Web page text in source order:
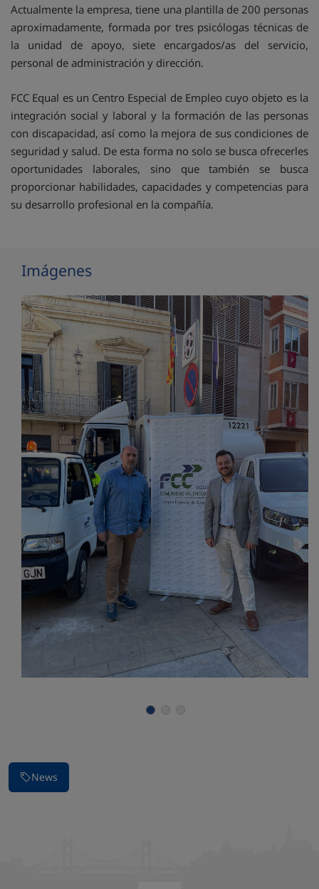
Actualmente la empresa, tiene una plantilla de 200 personas
aproximadamente, formada por tres psicólogas técnicas de
la unidad de apoyo, siete encargados/as del servicio,
personal de administración y dirección.
FCC Equal es un Centro Especial de Empleo cuyo objeto es la
integración social y laboral y la formación de las personas
con discapacidad, así como la mejora de sus condiciones de
seguridad y salud. De esta forma no solo se busca ofrecerles
oportunidades laborales, sino que también se busca
proporcionar habilidades, capacidades y competencias para
su desarrollo profesional en la compañía.
Imágenes
News